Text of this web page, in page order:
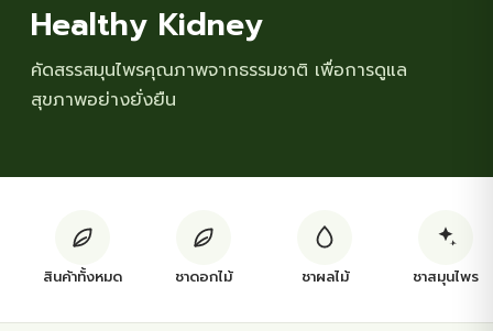
ต้นพันธุ์สมุนไพร
ต้นพันธุ์ไม้ป่า
Healthy Kidney
คัดสรรสมุนไพรคุณภาพจากธรรมชาติ เพื่อการดูแล
สุขภาพอย่างยั่งยืน
สินค้าทั้งหมด ชาดอกไม้ ชาผลไม้ ชาสมุนไพร